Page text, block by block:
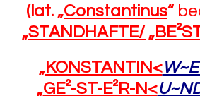
(lat. „Constantinus“
„STANDHAFTE/
„KONSTANTIN<
„GE²-ST-E²R-N<